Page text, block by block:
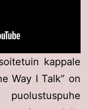
kappale
Way I Talk” on